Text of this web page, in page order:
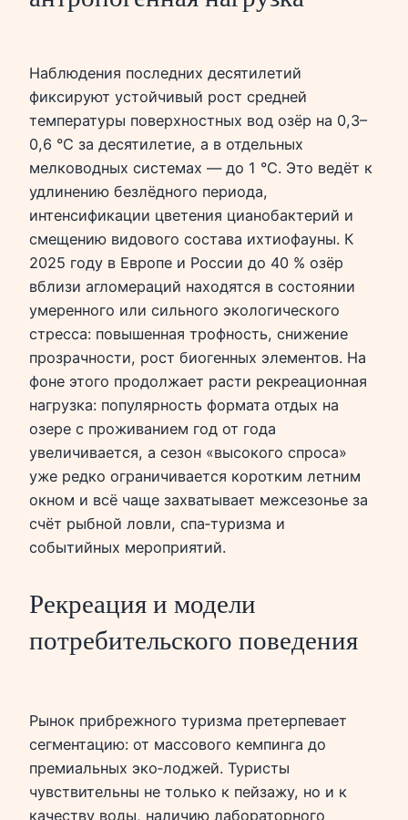
Наблюдения последних десятилетий
фиксируют устойчивый рост средней
температуры поверхностных вод озёр на 0,3–
0,6 °C за десятилетие, а в отдельных
мелководных системах — до 1 °C. Это ведёт к
удлинению безлёдного периода,
интенсификации цветения цианобактерий и
смещению видового состава ихтиофауны. К
2025 году в Европе и России до 40 % озёр
вблизи агломераций находятся в состоянии
умеренного или сильного экологического
стресса: повышенная трофность, снижение
прозрачности, рост биогенных элементов. На
фоне этого продолжает расти рекреационная
нагрузка: популярность формата отдых на
озере с проживанием год от года
увеличивается, а сезон «высокого спроса»
уже редко ограничивается коротким летним
окном и всё чаще захватывает межсезонье за
счёт рыбной ловли, спа‑туризма и
событийных мероприятий.
Рекреация и модели
потребительского поведения
Рынок прибрежного туризма претерпевает
сегментацию: от массового кемпинга до
премиальных эко‑лоджей. Туристы
чувствительны не только к пейзажу, но и к
качеству воды, наличию лабораторного